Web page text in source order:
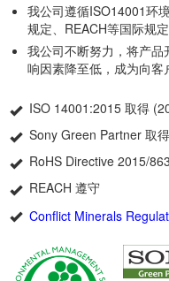
我公司遵循ISO14001环
规定、REACH等国际规定
我公司不断努力，将产
响因素降至低，成为向客
ISO 14001:2015 取得
Sony Green Partner 取
RoHS Directive 2015/
REACH 遵守
Conflict Minerals